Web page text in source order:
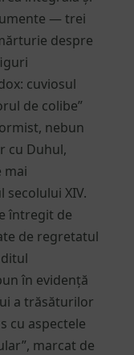
— trei
despre
cuviosul
de colibe”
nebun
cu Duhul,
mai
XIV.
întregit de
de regretatul
în evidență
a trăsăturilor
cu aspectele
marcat de